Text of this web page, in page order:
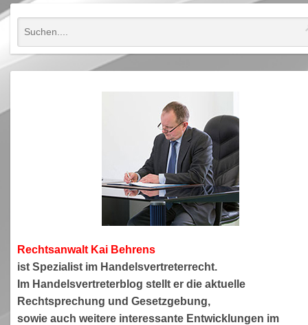
Rechtsanwalt Kai Behrens
ist Spezialist im Handelsvertreterrecht.
Im Handelsvertreterblog stellt er die aktuelle
Rechtsprechung und Gesetzgebung,
sowie auch weitere interessante Entwicklungen im